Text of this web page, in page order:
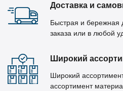
Доставка и
Быстрая и бережная
заказа или в любой
Широкий
Широкий
ассортимент